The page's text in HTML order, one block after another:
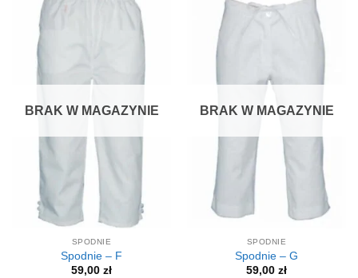
BRAK W MAGAZYNIE
SPODNIE
Spodnie – F
59,00 zł
BRAK W MAGAZYNIE
SPODNIE
Spodnie – G
59,00 zł